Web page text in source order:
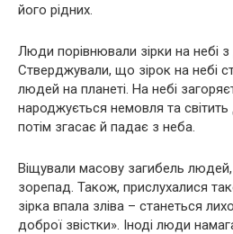
його рідних.
Люди порівнювали зірки на небі
Стверджували, що зірок на небі
людей на планеті. На небі
народжується немовля та світить
потім згасає й падає з неба.
Віщували масову загибель
зорепад. Також, прислухалися
зірка впала зліва – станеться
доброї звістки». Іноді люди